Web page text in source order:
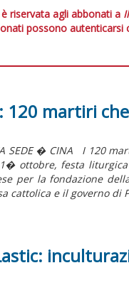
riservata agli abbonati a
possono
120 martiri
SEDE � CINA I 120
ottobre, festa
per la fondazione
cattolica e il governo di